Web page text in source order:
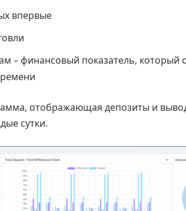
впервые
– финансовый показатель, который
отображающая депозиты и
сутки.